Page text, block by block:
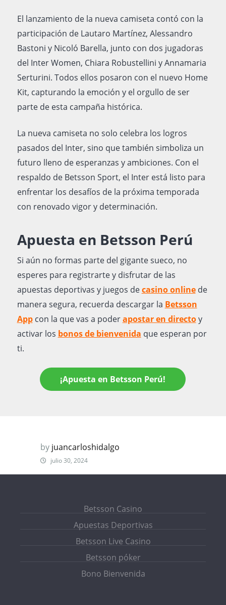
El lanzamiento de la nueva camiseta contó con la
participación de Lautaro Martínez, Alessandro
Bastoni y Nicoló Barella, junto con dos jugadoras
del Inter Women, Chiara Robustellini y Annamaria
Serturini. Todos ellos posaron con el nuevo Home
Kit, capturando la emoción y el orgullo de ser
parte de esta campaña histórica.
La nueva camiseta no solo celebra los logros
pasados del Inter, sino que también simboliza un
futuro lleno de esperanzas y ambiciones. Con el
respaldo de Betsson Sport, el Inter está listo para
enfrentar los desafíos de la próxima temporada
con renovado vigor y determinación.
Apuesta en Betsson Perú
Si aún no formas parte del gigante sueco, no
esperes para registrarte y disfrutar de las
apuestas deportivas y juegos decasino online de
manera segura, recuerda descargar la Betsson
Appcon la que vas a poderapostar en directoy
activar los bonos de bienvenida que esperan por
ti.
¡Apuesta en Betsson Perú!
by juancarloshidalgo
julio 30, 2024
Betsson Casino
Apuestas Deportivas
Betsson Live Casino
Betsson póker
Bono Bienvenida